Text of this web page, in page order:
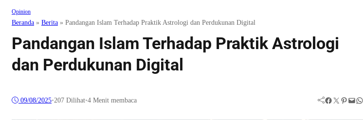
Opinion
Beranda » Berita » Pandangan Islam Terhadap Praktik Astrologi dan Perdukunan Digital
Pandangan Islam Terhadap Praktik Astrologi
dan Perdukunan Digital
09/08/2025•207 Dilihat•4 Menit membaca Facebook Twitter Pinterest Mail WhatsApp